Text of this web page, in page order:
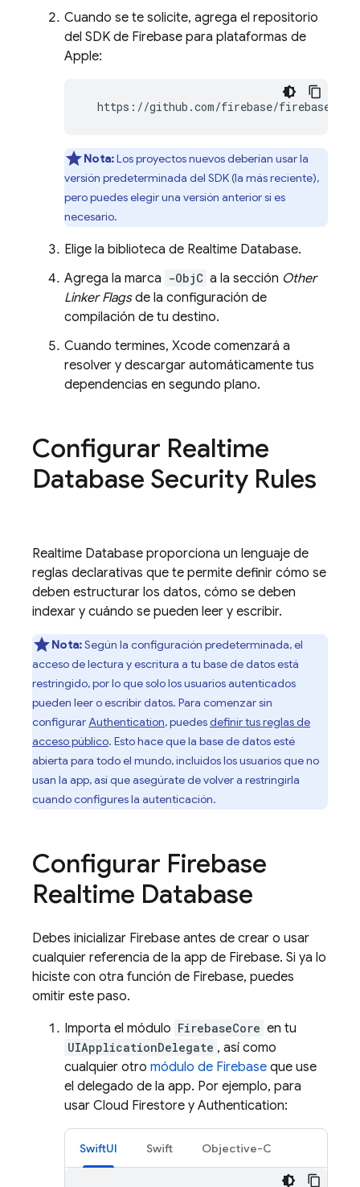
Cuando se te solicite, agrega el repositorio
del SDK de Firebase para plataformas de
Apple:
https://github.com/firebase/firebase-
Nota:Los proyectos nuevos deberían usar la
versión predeterminada del SDK (la más reciente),
pero puedes elegir una versión anterior si es
necesario.
Elige la biblioteca de Realtime Database.
Agrega la marca -ObjC a la sección Other
Linker Flagsde la configuración de
compilación de tu destino.
Cuando termines, Xcode comenzará a
resolver y descargar automáticamente tus
dependencias en segundo plano.
Configurar Realtime
Database Security Rules
Realtime Database proporciona un lenguaje de
reglas declarativas que te permite definir cómo se
deben estructurar los datos, cómo se deben
indexar y cuándo se pueden leer y escribir.
Nota:Según la configuración predeterminada, el
acceso de lectura y escritura a tu base de datos está
restringido, por lo que solo los usuarios autenticados
pueden leer o escribir datos. Para comenzar sin
configurarAuthentication, puedesdefinir tus reglas de
acceso público. Esto hace que la base de datos esté
abierta para todo el mundo, incluidos los usuarios que no
usan la app, así que asegúrate de volver a restringirla
cuando configures la autenticación.
Configurar Firebase
Realtime Database
Debes inicializar Firebase antes de crear o usar
cualquier referencia de la app de Firebase. Si ya lo
hiciste con otra función de Firebase, puedes
omitir este paso.
Importa el módulo FirebaseCore en tu
UIApplicationDelegate , así como
cualquier otro módulo de Firebase que use
el delegado de la app. Por ejemplo, para
usar Cloud Firestore y Authentication:
SwiftUI Swift Objective-C